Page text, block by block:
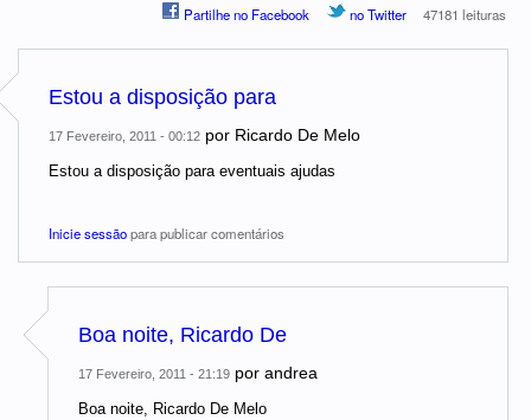
Partilhe no Facebook no Twitter 47181 leituras
Estou a disposição para
17 Fevereiro, 2011 - 00:12 por Ricardo De Melo
Estou a disposição para eventuais ajudas
Inicie sessãopara publicar comentários
Boa noite, Ricardo De
17 Fevereiro, 2011 - 21:19 por andrea
Boa noite, Ricardo De Melo